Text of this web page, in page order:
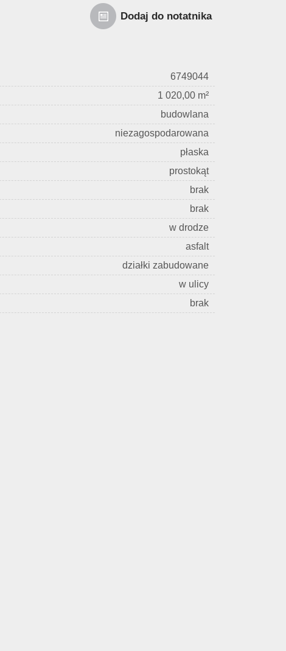
Dodaj do notatnika
6749044
1 020,00 m²
budowlana
niezagospodarowana
płaska
prostokąt
brak
brak
w drodze
asfalt
działki zabudowane
w ulicy
brak